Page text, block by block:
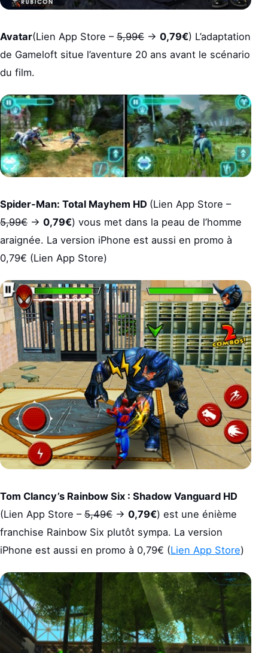
Avatar(Lien App Store – 5,99€ -> 0,79€) L’adaptation
de Gameloft situe l’aventure 20 ans avant le scénario
du film.
Spider-Man: Total Mayhem HD (Lien App Store –
5,99€ -> 0,79€) vous met dans la peau de l’homme
araignée. La version iPhone est aussi en promo à
0,79€ (Lien App Store)
Tom Clancy’s Rainbow Six : Shadow Vanguard HD
(Lien App Store – 5,49€ -> 0,79€) est une énième
franchise Rainbow Six plutôt sympa. La version
iPhone est aussi en promo à 0,79€ (Lien App Store)